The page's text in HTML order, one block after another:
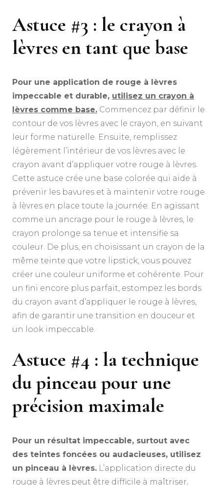
Astuce #3 : le crayon à
lèvres en tant que base
Pour une application de rouge à lèvres
impeccable et durable, utilisez un crayon à
lèvres comme base. Commencez par définir le
contour de vos lèvres avec le crayon, en suivant
leur forme naturelle. Ensuite, remplissez
légèrement l’intérieur de vos lèvres avec le
crayon avant d’appliquer votre rouge à lèvres.
Cette astuce crée une base colorée qui aide à
prévenir les bavures et à maintenir votre rouge
à lèvres en place toute la journée. En agissant
comme un ancrage pour le rouge à lèvres, le
crayon prolonge sa tenue et intensifie sa
couleur. De plus, en choisissant un crayon de la
même teinte que votre lipstick, vous pouvez
créer une couleur uniforme et cohérente. Pour
un fini encore plus parfait, estompez les bords
du crayon avant d’appliquer le rouge à lèvres,
afin de garantir une transition en douceur et
un look impeccable.
Astuce #4 : la technique
du pinceau pour une
précision maximale
Pour un résultat impeccable, surtout avec
des teintes foncées ou audacieuses, utilisez
un pinceau à lèvres. L’application directe du
rouge à lèvres peut être difficile à maîtriser,